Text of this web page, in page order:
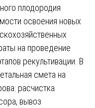
плодородия
освоения новых
на проведение
рекультивации. В
смета на
расчистка
вывоз